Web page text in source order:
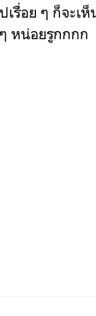
รื่อย ๆ ก็จะ
หน่อยรูกกกก